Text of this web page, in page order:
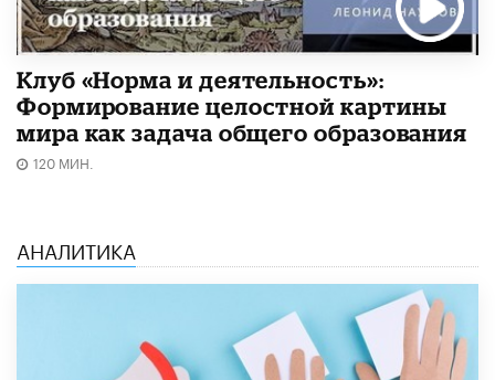
Клуб «Норма и деятельность»:
Формирование целостной картины
мира как задача общего образования
120 МИН.
АНАЛИТИКА